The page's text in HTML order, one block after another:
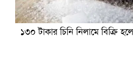
১৩০ টাকার চিনি নিলামে বিক্রি